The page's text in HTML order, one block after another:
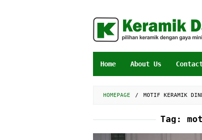
content
Home About Us
HOMEPAGE / MOTIF KERAMIK
Tag: